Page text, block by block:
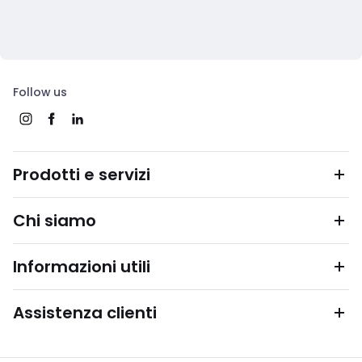
Follow us
Prodotti e servizi
Chi siamo
Informazioni utili
Assistenza clienti